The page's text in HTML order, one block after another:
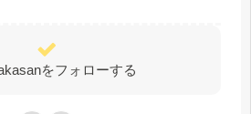
をフォローする